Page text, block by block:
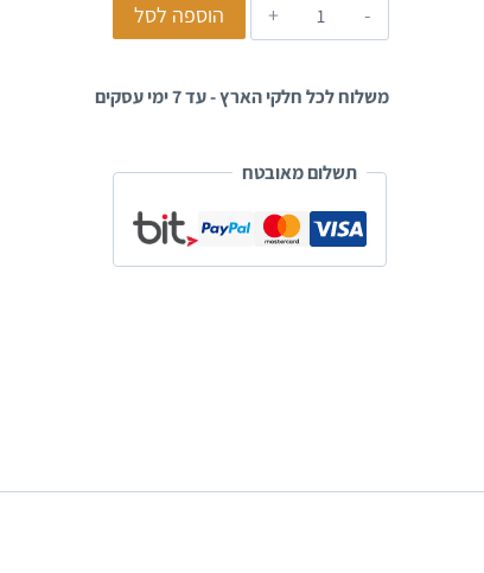
הוספה לסל
משלוח לכל חלקי הארץ - עד 7 ימי עסקים
תשלום מאובטח